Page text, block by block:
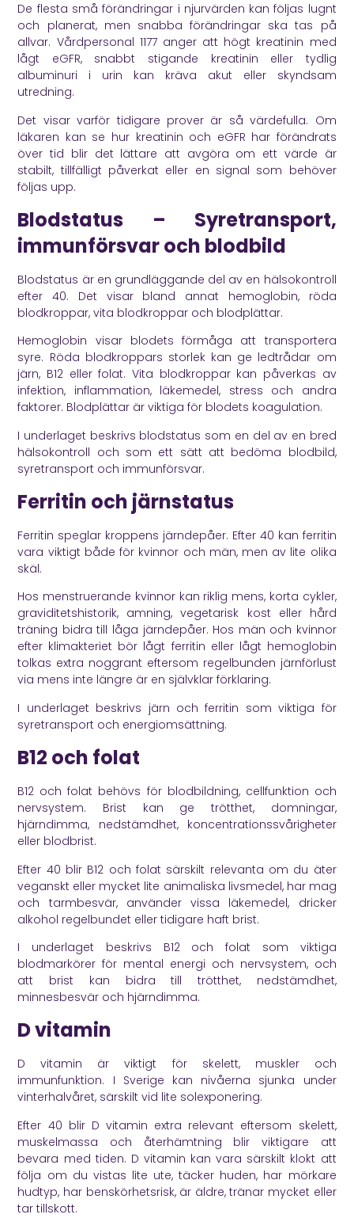
De flesta små förändringar i njurvärden kan följas lugnt
och planerat, men snabba förändringar ska tas på
allvar. Vårdpersonal 1177anger att högt kreatinin med
lågt eGFR, snabbt stigande kreatinin eller tydlig
albuminuri i urin kan kräva akut eller skyndsam
utredning.
Det visar varför tidigare prover är så värdefulla. Om
läkaren kan se hur kreatinin och eGFR har förändrats
över tid blir det lättare att avgöra om ett värde är
stabilt, tillfälligt påverkat eller en signal som behöver
följas upp.
Blodstatus – Syretransport,
immunförsvar och blodbild
Blodstatus är en grundläggande del av en hälsokontroll
efter 40. Det visar bland annat hemoglobin, röda
blodkroppar, vita blodkroppar och blodplättar.
Hemoglobin visar blodets förmåga att transportera
syre. Röda blodkroppars storlek kan ge ledtrådar om
järn, B12 eller folat. Vita blodkroppar kan påverkas av
infektion, inflammation, läkemedel, stress och andra
faktorer. Blodplättar är viktiga för blodets koagulation.
I underlaget beskrivs blodstatus som en del av en bred
hälsokontroll och som ett sätt att bedöma blodbild,
syretransport och immunförsvar.
Ferritin och järnstatus
Ferritin speglar kroppens järndepåer. Efter 40 kan ferritin
vara viktigt både för kvinnor och män, men av lite olika
skäl.
Hos menstruerande kvinnor kan riklig mens, korta cykler,
graviditetshistorik, amning, vegetarisk kost eller hård
träning bidra till låga järndepåer. Hos män och kvinnor
efter klimakteriet bör lågt ferritin eller lågt hemoglobin
tolkas extra noggrant eftersom regelbunden järnförlust
via mens inte längre är en självklar förklaring.
I underlaget beskrivs järn och ferritin som viktiga för
syretransport och energiomsättning.
B12 och folat
B12 och folat behövs för blodbildning, cellfunktion och
nervsystem. Brist kan ge trötthet, domningar,
hjärndimma, nedstämdhet, koncentrationssvårigheter
eller blodbrist.
Efter 40 blir B12 och folat särskilt relevanta om du äter
veganskt eller mycket lite animaliska livsmedel, har mag
och tarmbesvär, använder vissa läkemedel, dricker
alkohol regelbundet eller tidigare haft brist.
I underlaget beskrivs B12 och folat som viktiga
blodmarkörer för mental energi och nervsystem, och
att brist kan bidra till trötthet, nedstämdhet,
minnesbesvär och hjärndimma.
D vitamin
D vitamin är viktigt för skelett, muskler och
immunfunktion. I Sverige kan nivåerna sjunka under
vinterhalvåret, särskilt vid lite solexponering.
Efter 40 blir D vitamin extra relevant eftersom skelett,
muskelmassa och återhämtning blir viktigare att
bevara med tiden. D vitamin kan vara särskilt klokt att
följa om du vistas lite ute, täcker huden, har mörkare
hudtyp, har benskörhetsrisk, är äldre, tränar mycket eller
tar tillskott.